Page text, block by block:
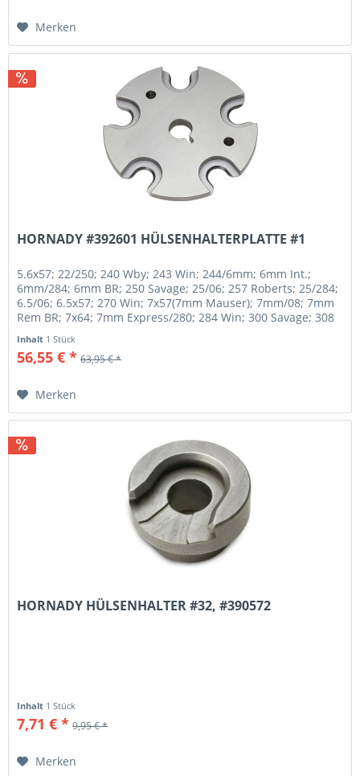
Merken
HORNADY #392601 HÜLSENHALTERPLATTE #1
5.6x57; 22/250; 240 Wby; 243 Win; 244/6mm; 6mm Int.;
6mm/284; 6mm BR; 250 Savage; 25/06; 257 Roberts; 25/284;
6.5/06; 6.5x57; 270 Win; 7x57(7mm Mauser); 7mm/08; 7mm
Rem BR; 7x64; 7mm Express/280; 284 Win; 300 Savage; 308
Inhalt 1 Stück
56,55 € * 63,95 € *
Merken
HORNADY HÜLSENHALTER #32, #390572
Inhalt 1 Stück
7,71 € * 9,95 € *
Merken